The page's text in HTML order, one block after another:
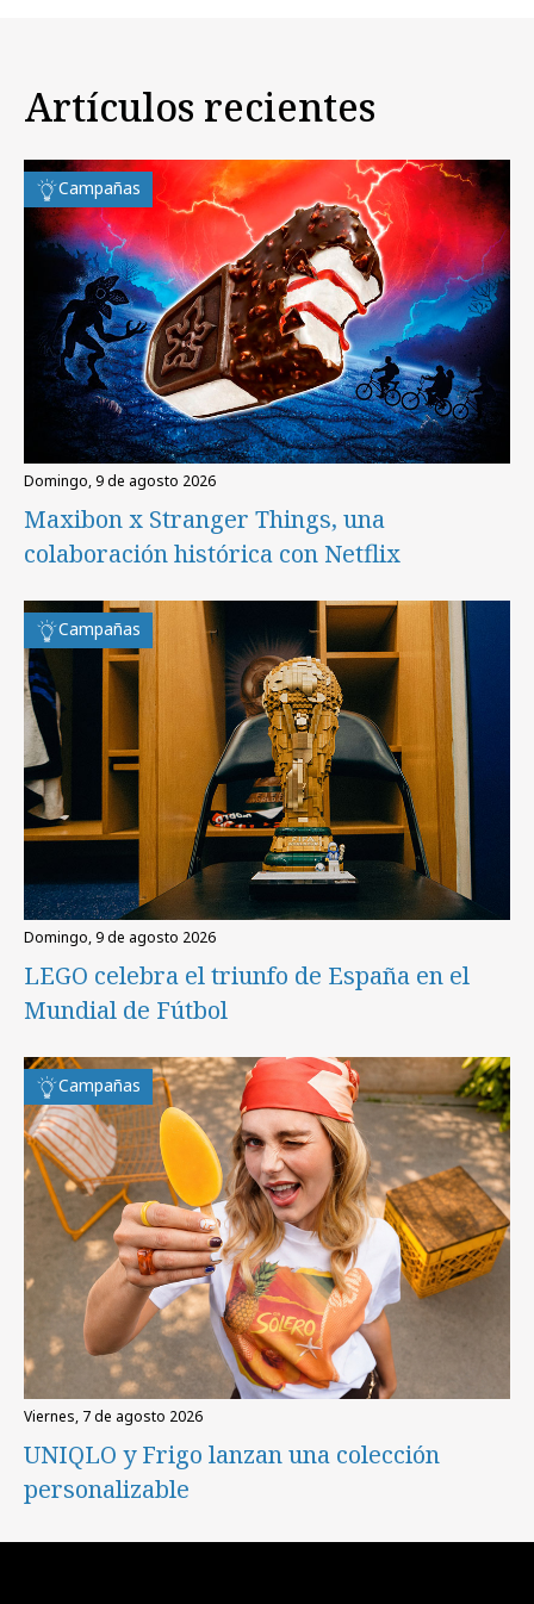
Artículos recientes
Campañas
domingo, 9 de agosto 2026
Maxibon x Stranger Things, una
colaboración histórica con Netflix
Campañas
domingo, 9 de agosto 2026
LEGO celebra el triunfo de España en el
Mundial de Fútbol
Campañas
viernes, 7 de agosto 2026
UNIQLO y Frigo lanzan una colección
personalizable